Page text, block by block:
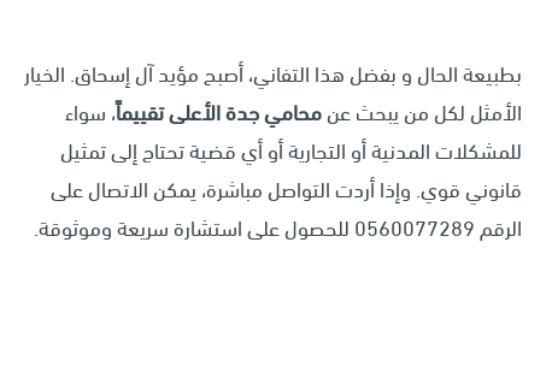
بطبيعة الحال و بفضل هذا التفاني، أصبح مؤيد آل إسحاق. الخيار
الأمثل لكل من يبحث عنمحامي جدة الأعلى تقييماً، سواء
للمشكلات المدنية أو التجارية أو أي قضية تحتاج إلى تمثيل
قانوني قوي. وإذا أردت التواصل مباشرة، يمكن الاتصال على
الرقم 0560077289 للحصول على استشارة سريعة وموثوقة.